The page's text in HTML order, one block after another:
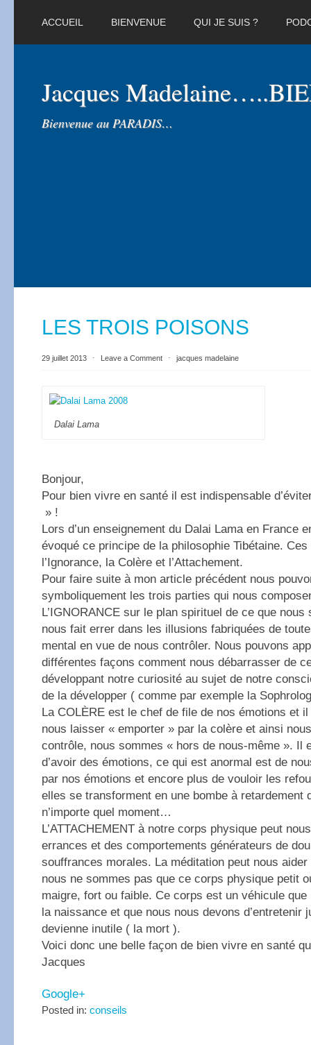
ACCUEIL BIENVENUE QUI JE SUIS ?
Jacques
Bienvenue au PARADIS…
LES TROIS POISONS
29 juillet 2013 ⋅ Leave a Comment ⋅ jacques madelaine
Dalai Lama
Bonjour,
Pour bien vivre en santé il est indispensable
» !
Lors d’un enseignement du Dalai Lama en France
évoqué ce principe de la philosophie Tibétaine.
l’Ignorance, la Colère et l’Attachement.
Pour faire suite à mon article précédent nous
symboliquement les trois parties qui nous
L’IGNORANCE sur le plan spirituel de ce que
nous fait errer dans les illusions fabriquées de
mental en vue de nous contrôler. Nous pouvons
différentes façons comment nous débarrasser de
développant notre curiosité au sujet de notre
de la développer ( comme par exemple la
La COLÈRE est le chef de file de nos émotions et
nous laisser « emporter » par la colère et ainsi
contrôle, nous sommes « hors de nous-même ». Il
d’avoir des émotions, ce qui est anormal est de
par nos émotions et encore plus de vouloir les
elles se transforment en une bombe à retardement
n’importe quel moment…
L’ATTACHEMENT à notre corps physique peut
errances et des comportements générateurs de
souffrances morales. La méditation peut nous
nous ne sommes pas que ce corps physique petit
maigre, fort ou faible. Ce corps est un véhicule que
la naissance et que nous nous devons d’entretenir
devienne inutile ( la mort ).
Voici donc une belle façon de bien vivre en santé
Jacques
Google+
Posted in: conseils